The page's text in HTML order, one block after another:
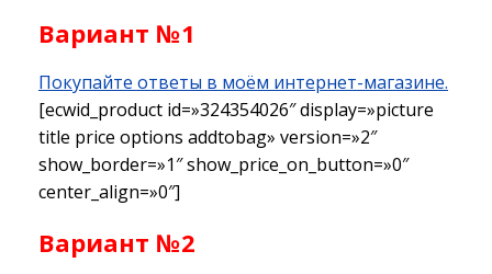
Вариант №1
Покупайте ответы в моём интернет-магазине.
[ecwid_product id=»324354026″ display=»picture
title price options addtobag» version=»2″
show_border=»1″ show_price_on_button=»0″
center_align=»0″]
Вариант №2